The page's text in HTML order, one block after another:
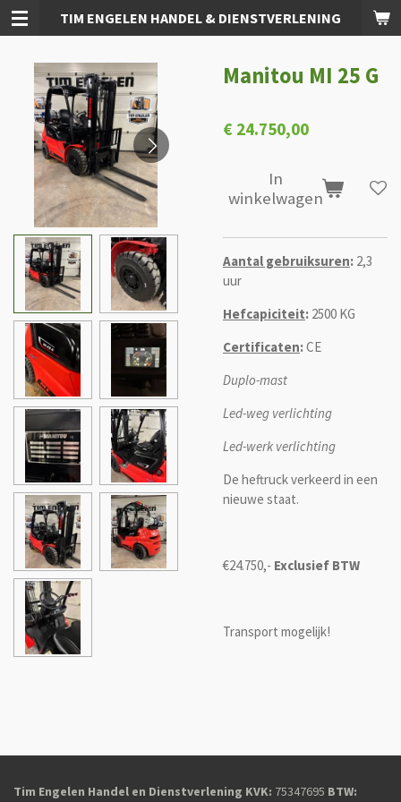
Ga
direct
hoofdinhoud
TIM ENGELEN HANDEL & DIENSTVERLENING
Manitou MI 25 G
€ 24.750,00
In
winkelwagen
Aantal gebruiksuren: 2,3
uur
Hefcapiciteit: 2500 KG
Certificaten:CE
Duplo-mast
Led-weg verlichting
Led-werk verlichting
De heftruck verkeerd in een
nieuwe staat.
€24.750,- Exclusief BTW
Transport mogelijk!
Tim Engelen Handel en Dienstverlening KVK: 75347695 BTW: